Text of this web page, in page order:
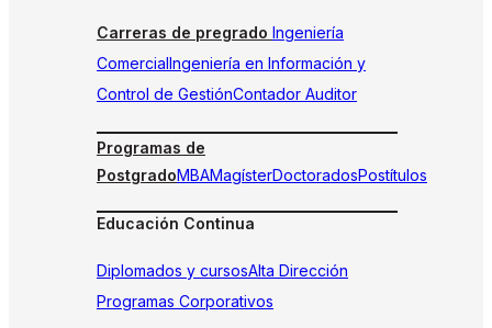
Carreras de pregrado Ingeniería
ComercialIngeniería en Información y
Control de GestiónContador Auditor
Programas de
PostgradoMBAMagísterDoctoradosPostítulos
Educación Continua
Diplomados y cursosAlta Dirección
Programas Corporativos